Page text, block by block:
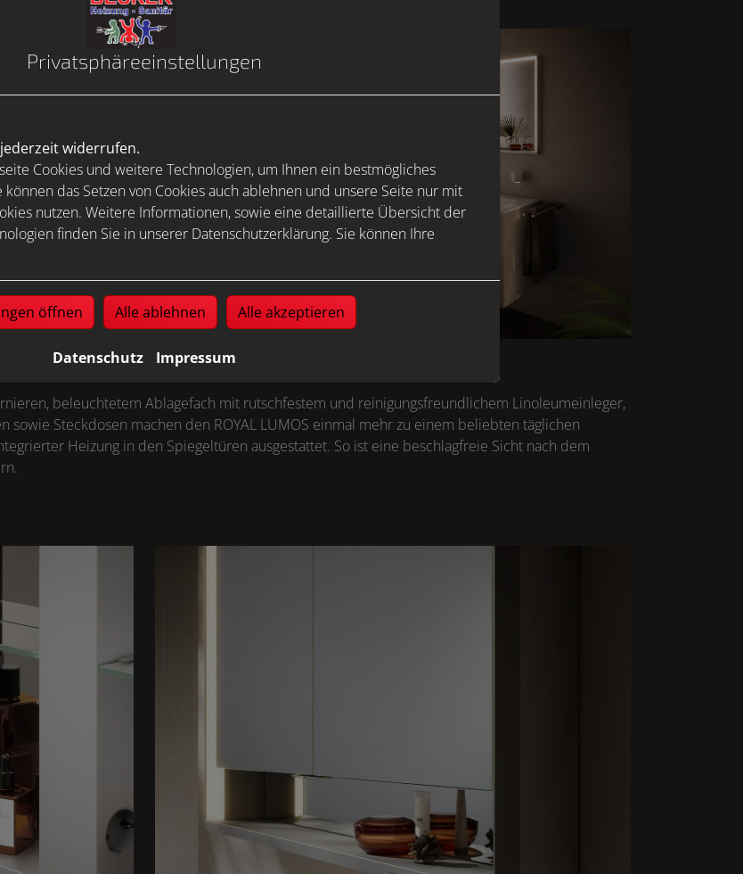
beleuchtetem Ablagefach mit rutschfestem und reinigungsfreundlichem Linoleumeinleger,
Steckdosen machen den ROYAL LUMOS einmal mehr zu einem beliebten täglichen
Heizung in den Spiegeltüren ausgestattet. So ist eine beschlagfreie Sicht nach dem
Privatsphäre­einstellungen
widerrufen.
Cookies und weitere Technologien, um Ihnen ein bestmögliches
das Setzen von Cookies auch ablehnen und unsere Seite nur mit
nutzen. Weitere Informationen, sowie eine detaillierte Übersicht der
finden Sie in unserer Datenschutzerklärung. Sie können Ihre
öffnen Alle ablehnen Alle akzeptieren
Datenschutz Impressum